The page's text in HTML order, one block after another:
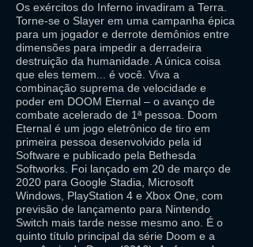
Os exércitos do Inferno invadiram a Terra.
Torne-se o Slayer em uma campanha épica
para um jogador e derrote demônios entre
dimensões para impedir a derradeira
destruição da humanidade. A única coisa
que eles temem... é você. Viva a
combinação suprema de velocidade e
poder em DOOM Eternal – o avanço de
combate acelerado de 1ª pessoa. Doom
Eternal é um jogo eletrônico de tiro em
primeira pessoa desenvolvido pela id
Software e publicado pela Bethesda
Softworks. Foi lançado em 20 de março de
2020 para Google Stadia, Microsoft
Windows, PlayStation 4 e Xbox One, com
previsão de lançamento para Nintendo
Switch mais tarde nesse mesmo ano. É o
quinto título principal da série Doom e a